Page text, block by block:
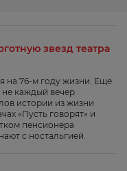
звезд театра
на 76-м году жизни. Еще
не каждый вечер
истории из жизни
«Пусть говорят» и
пенсионера
с ностальгией.